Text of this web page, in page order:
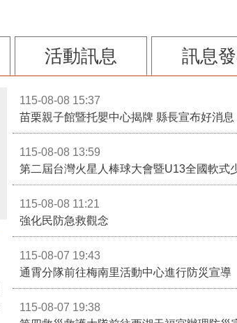
活動訊息 訊息
115-08-08 15:37
苗栗親子館暨托嬰中心揭牌 縣長宣布好消
115-08-08 13:59
第二屆台灣火星人棒球大會暨U13全國軟式
115-08-08 11:21
強化民防急救觀念
115-08-07 19:43
通霄分隊前往梅南里活動中心進行防災宣導
115-08-07 19:38